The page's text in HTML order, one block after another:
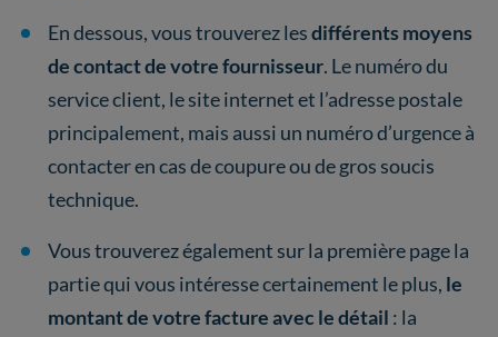
En dessous, vous trouverez lesdifférents moyens
de contact de votre fournisseur. Le numéro du
service client, le site internet et l’adresse postale
principalement, mais aussi un numéro d’urgence à
contacter en cas de coupure ou de gros soucis
technique.
Vous trouverez également sur la première page la
partie qui vous intéresse certainement le plus, le
montant de votre facture avec le détail : la